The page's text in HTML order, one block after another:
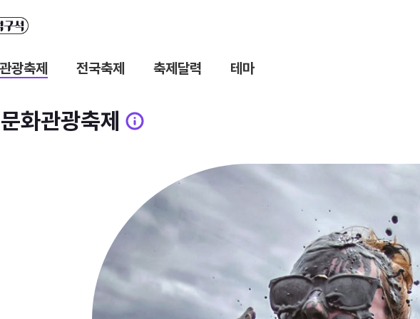
광축제 전국축제 축제달력 테마
문화관광축제